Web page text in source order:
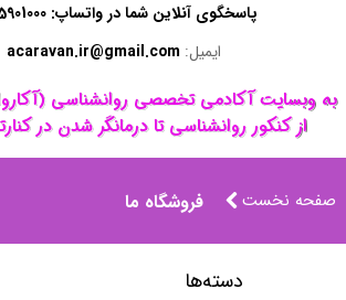
پاسخگوی آنلاین شما در واتساپ:​​​​​​​ 09385901000
ایمیل: acaravan.ir@gmail.com
​به وبسایت آکادمی تخصصی روانشناسی
از کنکور روانشناسی تا درمانگر شدن در
صفحه نخست فروشگاه ما
دسته‌ها